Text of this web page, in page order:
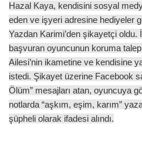
Hazal Kaya, kendisini sosyal
eden ve işyeri adresine hediyeler
Yazdan Karimi’den şikayetçi oldu.
başvuran oyuncunun koruma
Ailesi’nin ikametine ve kendisine
istedi. Şikayet üzerine Facebook
Ölüm” mesajları atan, oyuncuya
notlarda “aşkım, eşim, karım”
şüpheli olarak ifadesi alındı.